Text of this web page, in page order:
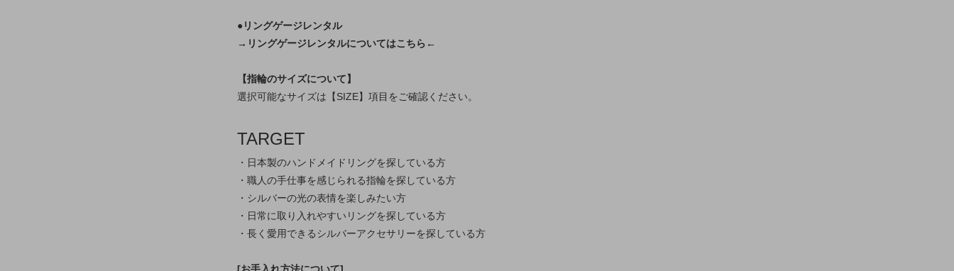
●リングゲージレンタル
→リングゲージレンタルについてはこちら←
【指輪のサイズについて】
選択可能なサイズは【SIZE】項目をご確認ください。
TARGET
・日本製のハンドメイドリングを探している方
・職人の手仕事を感じられる指輪を探している方
・シルバーの光の表情を楽しみたい方
・日常に取り入れやすいリングを探している方
・長く愛用できるシルバーアクセサリーを探している方